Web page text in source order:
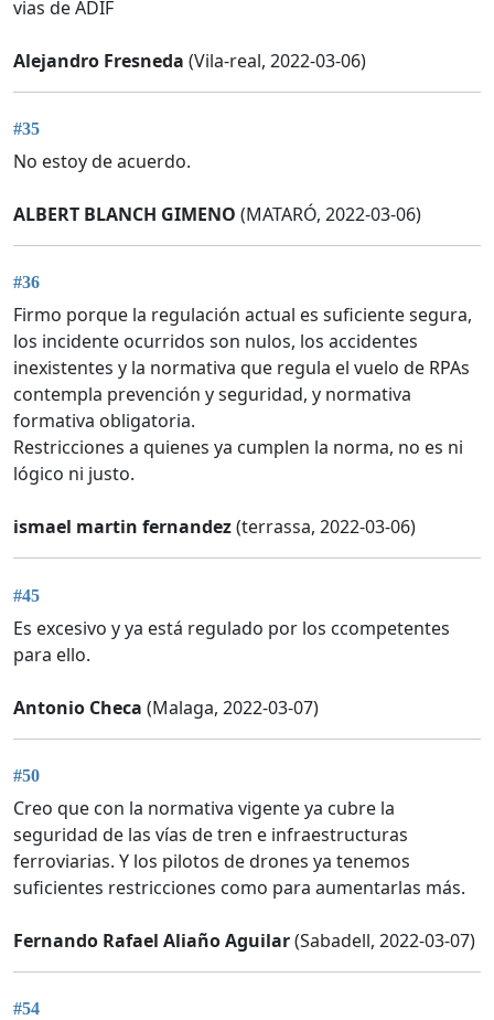
vias de ADIF
Alejandro Fresneda (Vila-real, 2022-03-06)
#35
No estoy de acuerdo.
ALBERT BLANCH GIMENO (MATARÓ, 2022-03-06)
#36
Firmo porque la regulación actual es suficiente segura,
los incidente ocurridos son nulos, los accidentes
inexistentes y la normativa que regula el vuelo de RPAs
contempla prevención y seguridad, y normativa
formativa obligatoria.
Restricciones a quienes ya cumplen la norma, no es ni
lógico ni justo.
ismael martin fernandez(terrassa, 2022-03-06)
#45
Es excesivo y ya está regulado por los ccompetentes
para ello.
Antonio Checa (Malaga, 2022-03-07)
#50
Creo que con la normativa vigente ya cubre la
seguridad de las vías de tren e infraestructuras
ferroviarias. Y los pilotos de drones ya tenemos
suficientes restricciones como para aumentarlas más.
Fernando Rafael Aliaño Aguilar(Sabadell, 2022-03-07)
#54